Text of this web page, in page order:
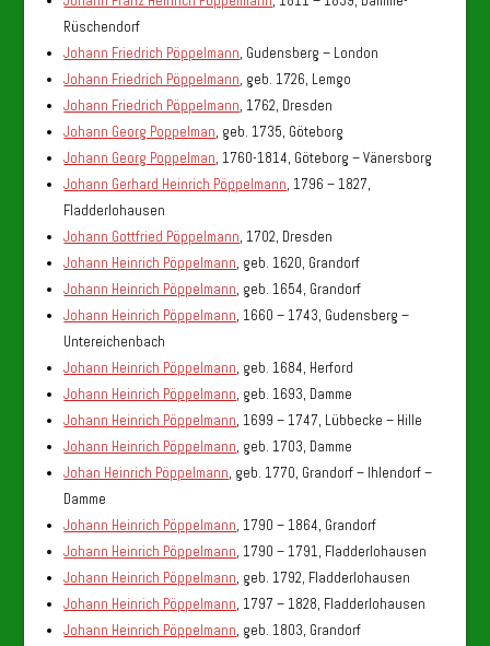
Rüschendorf
Johann Friedrich Pöppelmann, Gudensberg – London
Johann Friedrich Pöppelmann, geb. 1726, Lemgo
Johann Friedrich Pöppelmann, 1762, Dresden
Johann Georg Poppelman, geb. 1735, Göteborg
Johann Georg Poppelman, 1760-1814, Göteborg – Vänersborg
Johann Gerhard Heinrich Pöppelmann, 1796 – 1827,
Fladderlohausen
Johann Gottfried Pöppelmann, 1702, Dresden
Johann Heinrich Pöppelmann, geb. 1620, Grandorf
Johann Heinrich Pöppelmann, geb. 1654, Grandorf
Johann Heinrich Pöppelmann, 1660 – 1743, Gudensberg –
Untereichenbach
Johann Heinrich Pöppelmann, geb. 1684, Herford
Johann Heinrich Pöppelmann, geb. 1693, Damme
Johann Heinrich Pöppelmann, 1699 – 1747, Lübbecke – Hille
Johann Heinrich Pöppelmann, geb. 1703, Damme
Johan Heinrich Pöppelmann, geb. 1770, Grandorf – Ihlendorf –
Damme
Johann Heinrich Pöppelmann, 1790 – 1864, Grandorf
Johann Heinrich Pöppelmann, 1790 – 1791, Fladderlohausen
Johann Heinrich Pöppelmann, geb. 1792, Fladderlohausen
Johann Heinrich Pöppelmann, 1797 – 1828, Fladderlohausen
Johann Heinrich Pöppelmann, geb. 1803, Grandorf